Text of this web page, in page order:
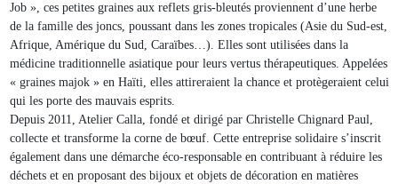
Job », ces petites graines aux reflets gris-bleutés proviennent d’une herbe
de la famille des joncs, poussant dans les zones tropicales (Asie du Sud-est,
Afrique, Amérique du Sud, Caraïbes…). Elles sont utilisées dans la
médicine traditionnelle asiatique pour leurs vertus thérapeutiques. Appelées
« graines majok » en Haïti, elles attireraient la chance et protègeraient celui
qui les porte des mauvais esprits.
Depuis 2011, Atelier Calla, fondé et dirigé par Christelle Chignard Paul,
collecte et transforme la corne de bœuf. Cette entreprise solidaire s’inscrit
également dans une démarche éco-responsable en contribuant à réduire les
déchets et en proposant des bijoux et objets de décoration en matières